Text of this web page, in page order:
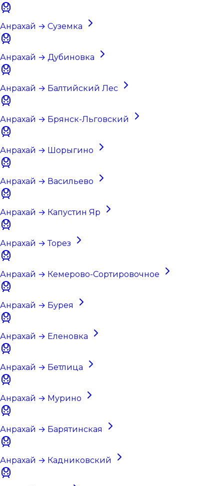
Анрахай → Суземка
Анрахай → Дубиновка
Анрахай → Балтийский Лес
Анрахай → Брянск-Льговский
Анрахай → Шорыгино
Анрахай → Васильево
Анрахай → Капустин Яр
Анрахай → Торез
Анрахай → Кемерово-Сортировочное
Анрахай → Бурея
Анрахай → Еленовка
Анрахай → Бетлица
Анрахай → Мурино
Анрахай → Барятинская
Анрахай → Кадниковский